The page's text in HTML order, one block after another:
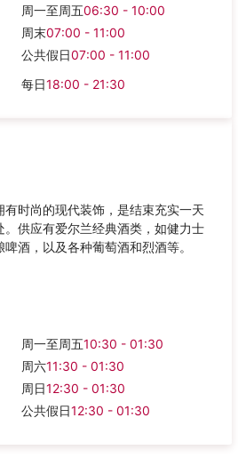
周一至周五06:30 - 10:00
周末07:00 - 11:00
公共假日07:00 - 11:00
每日18:00 - 21:30
时尚的现代装饰，是结束充实一天
。供应有爱尔兰经典酒类，如健力士
酒，以及各种葡萄酒和烈酒等。
周一至周五10:30 - 01:30
周六11:30 - 01:30
周日12:30 - 01:30
公共假日12:30 - 01:30